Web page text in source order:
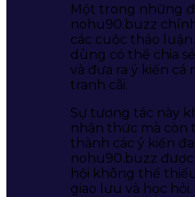
Một trong những
nohu90.buzz
các cuộc thảo
dùng có thể chia
và đưa ra ý kiến cá
tranh cãi.
Sự tương tác này
nhận thức mà còn
thành các ý kiến
nohu90.buzz
hội không thể
giao lưu và học hỏi.